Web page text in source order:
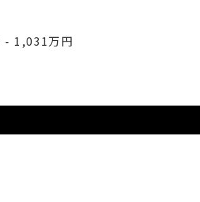
1,031万円